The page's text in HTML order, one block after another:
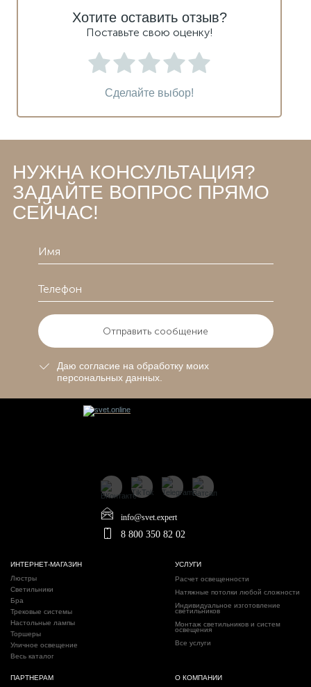
Хотите оставить отзыв?
Поставьте свою оценку!
Сделайте выбор!
НУЖНА КОНСУЛЬТАЦИЯ?
ЗАДАЙТЕ ВОПРОС ПРЯМО
СЕЙЧАС!
Отправить сообщение
Даю согласие на обработку моих
персональных данных.
info@svet.expert
8 800 350 82 02
ИНТЕРНЕТ-МАГАЗИН
Люстры
Светильники
Бра
Трековые системы
Настольные лампы
Торшеры
Уличное освещение
Весь каталог
УСЛУГИ
Расчет освещенности
Натяжные потолки любой сложности
Индивидуальное изготовление
светильников
Монтаж светильников и систем
освещения
Все услуги
О КОМПАНИИ
ПАРТНЕРАМ